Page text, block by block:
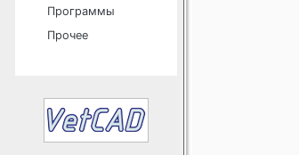
Программы
Прочее